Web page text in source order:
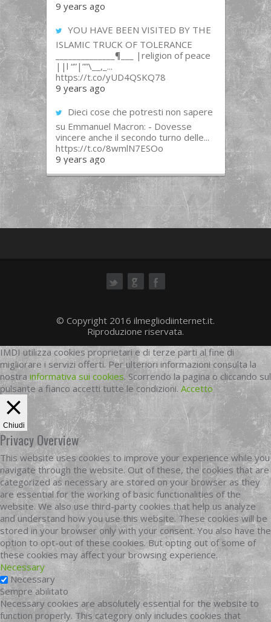
9 years ago
YOU HAVE BEEN VISITED BY THE
ISLAMIC TRUCK OF TOLERANCE
______________¶___ |religion of peace
||l “”|””\__,_...
https://t.co/yUD4QSKQ78
9 years ago
Dieci cose che potresti non sapere
su Emmanuel Macron: - Dovesse
vincere anche il secondo turno delle...
https://t.co/8wmlN7ESOo
9 years ago
© Copyright 2016 ilmegliodiinternet.it.
Riproduzione riservata.
IMDI utilizza cookies proprietari e di terze parti al fine di
migliorare i servizi offerti. Per ulteriori informazioni consulta la
nostrainformativa sui cookies. Scorrendo la pagina o cliccando sul
pulsante a fianco accetti tutte le condizioni. Accetto
Chiudi
Privacy Overview
This website uses cookies to improve your experience while you
navigate through the website. Out of these, the cookies that are
categorized as necessary are stored on your browser as they
are essential for the working of basic functionalities of the
website. We also use third-party cookies that help us analyze
and understand how you use this website. These cookies will be
stored in your browser only with your consent. You also have the
option to opt-out of these cookies. But opting out of some of
these cookies may affect your browsing experience.
Necessary
Necessary
Sempre abilitato
Necessary cookies are absolutely essential for the website to
function properly. This category only includes cookies that